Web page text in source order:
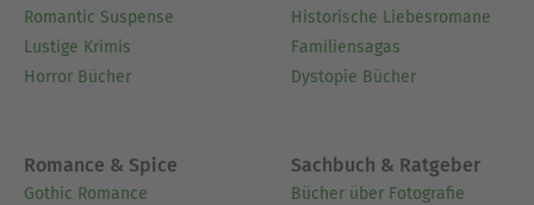
Romantic Suspense
Lustige Krimis
Horror Bücher
Historische Liebesromane
Familiensagas
Dystopie Bücher
Romance & Spice
Gothic Romance
Sachbuch & Ratgeber
Bücher über Fotografie